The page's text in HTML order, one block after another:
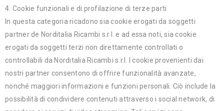
4. Cookie funzionali e di profilazione di terze parti
In questa categoria ricadono sia cookie erogati da soggetti
partner de Norditalia Ricambi s.r.l. e ad essa noti, sia cookie
erogati da soggetti terzi non direttamente controllati o
controllabili da Norditalia Ricambi s.r.l. I cookie provenienti dai
nostri partner consentono di offrire funzionalità avanzate,
nonché maggiori informazioni e funzioni personali. Ciò include la
possibilità di condividere contenuti attraverso i social network, di